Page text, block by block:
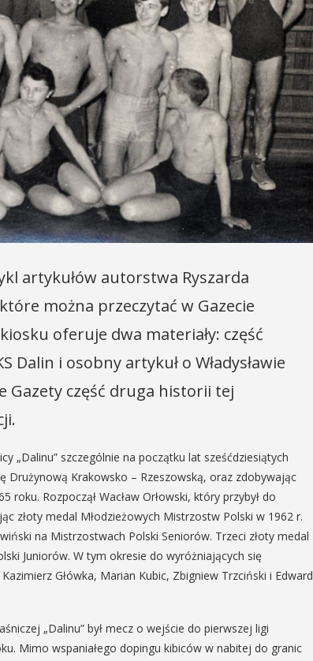
artykułów autorstwa Ryszarda
można przeczytać w Gazecie
oferuje dwa materiały: część
Dalin i osobny artykuł o Władysławie
Gazety część druga historii tej
„Dalinu” szczególnie na początku lat sześćdziesiątych
Drużynową Krakowsko – Rzeszowską, oraz zdobywając
Rozpoczął Wacław Orłowski, który przybył do
złoty medal Młodzieżowych Mistrzostw Polski w 1962 r.
na Mistrzostwach Polski Seniorów. Trzeci złoty medal
Juniorów. W tym okresie do wyróżniających się
Główka, Marian Kubic, Zbigniew Trzciński i Edward
„Dalinu” był mecz o wejście do pierwszej ligi
Mimo wspaniałego dopingu kibiców w nabitej do granic